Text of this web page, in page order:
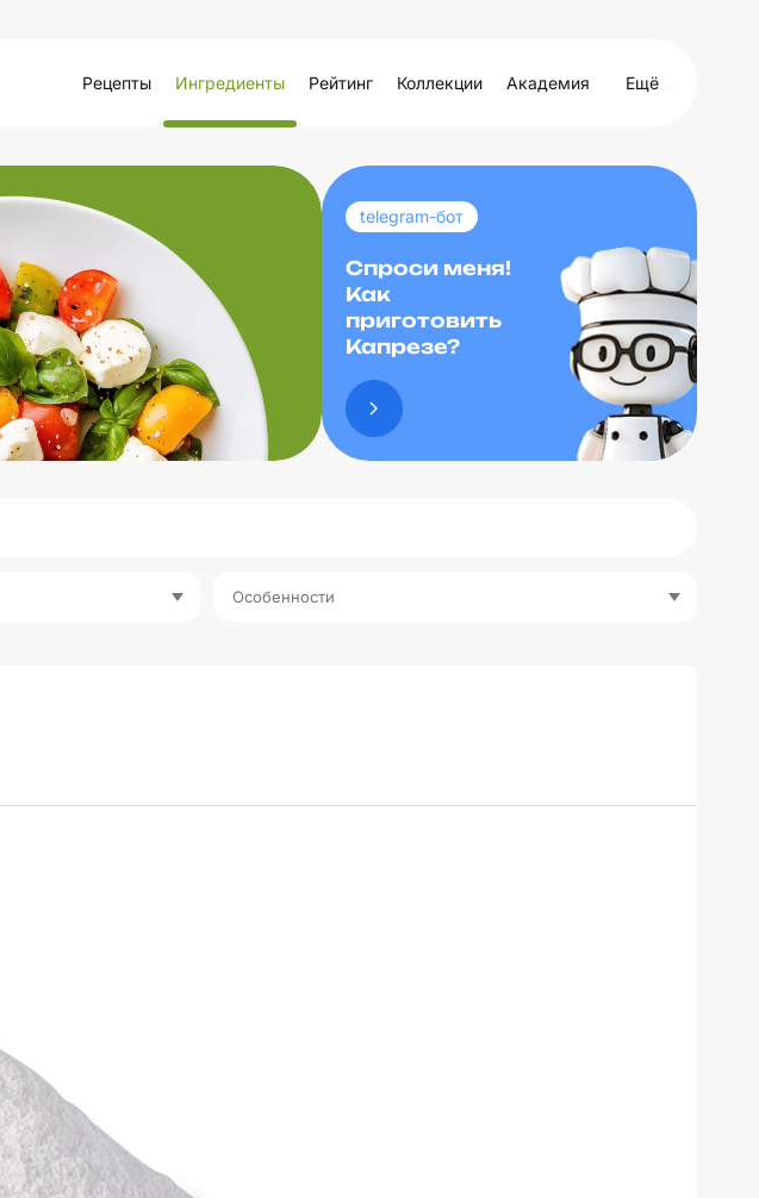
Рецепты Ингредиенты Рейтинг Коллекции Академия Ещё
telegram-бот
Спроси меня!
Как
приготовить
Капрезе?
Особенности